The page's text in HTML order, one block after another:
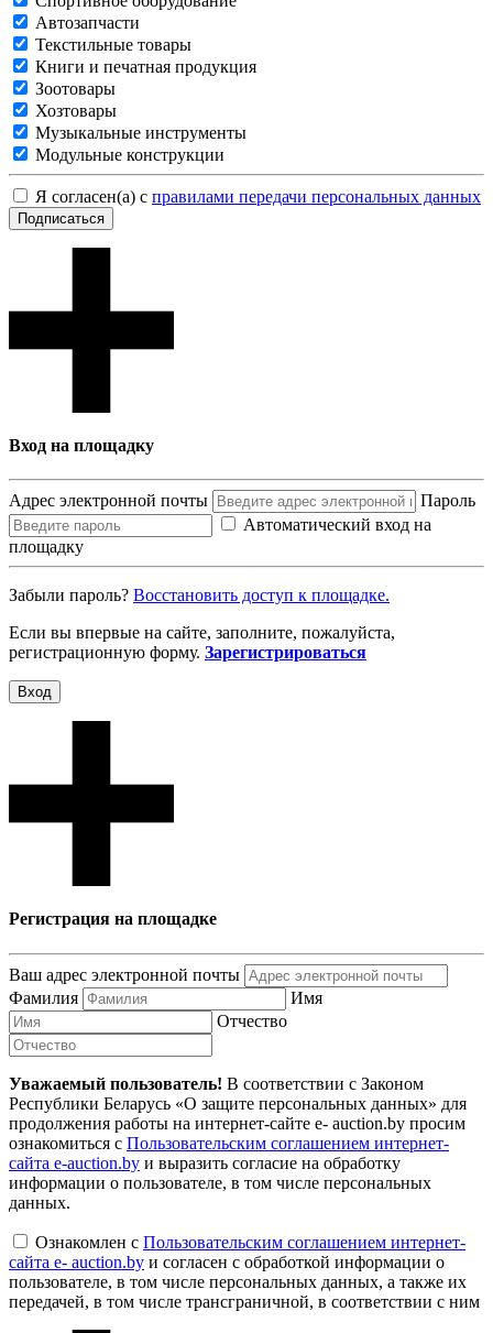
Автозапчасти
Текстильные товары
Книги и печатная продукция
Зоотовары
Хозтовары
Музыкальные инструменты
Модульные конструкции
Я согласен(а) с правилами передачи персональных данных
Подписаться
Вход на площадку
Адрес электронной почты
Пароль
Автоматический вход на
площадку
Забыли пароль? Восcтановить доступ к площадке.
Если вы впервые на сайте, заполните, пожалуйста,
регистрационную форму. Зарегистрироваться
Вход
Регистрация на площадке
Ваш адрес электронной почты
Фамилия
Имя
Отчество
Уважаемый пользователь! В соответствии с Законом
Республики Беларусь «О защите персональных данных» для
продолжения работы на интернет-сайте e- auction.by просим
ознакомиться с Пользовательским соглашением интернет-
сайта e-auction.by и выразить согласие на обработку
информации о пользователе, в том числе персональных
данных.
Ознакомлен с Пользовательским соглашением интернет-
сайта e- auction.by и согласен с обработкой информации о
пользователе, в том числе персональных данных, а также их
передачей, в том числе трансграничной, в соответствии с ним